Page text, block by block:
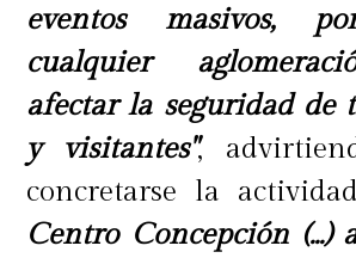
eventos masivos,
cualquier
afectar la seguridad de
y visitantes",
concretarse la
Centro Concepción (...)